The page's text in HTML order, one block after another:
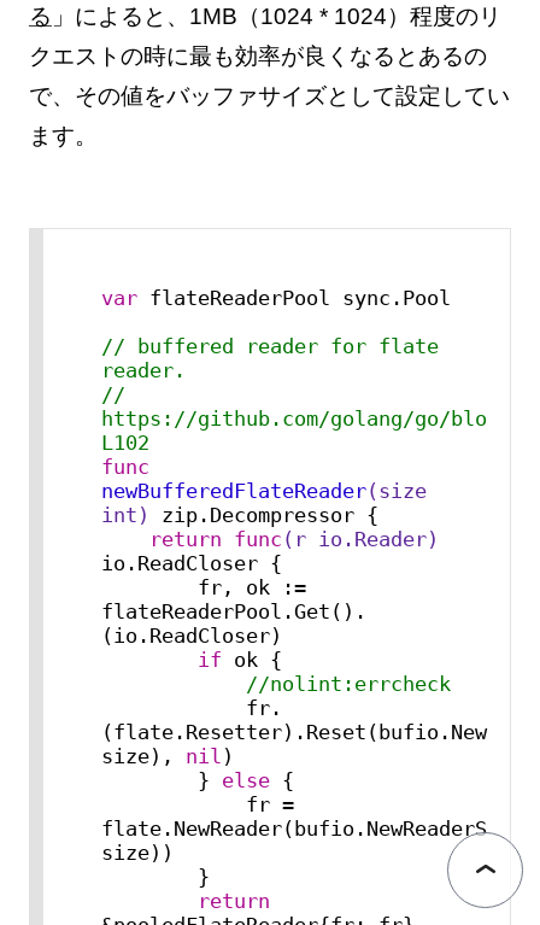
る 」によると、1MB（1024 * 1024）程度のリ
クエストの時に最も効率が良くなるとあるの
で、その値をバッファサイズとして設定してい
ます。
var flateReaderPool sync.Pool
// buffered reader for flate
reader.
//
https://github.com/golang/go/blob/
L102
func
newBufferedFlateReader
(size
int )
zip.Decompressor {
return func (r io.Reader)
io.ReadCloser {
flateReaderPool.Get().
(io.ReadCloser)
if ok {
//nolint:errcheck
size), nil )
        }
else {
size))
return